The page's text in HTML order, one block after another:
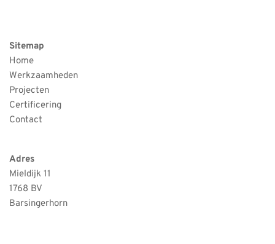
Sitemap
Home
Werkzaamheden
Projecten
Certificering
Contact
Adres
Mieldijk 11
1768 BV
Barsingerhorn